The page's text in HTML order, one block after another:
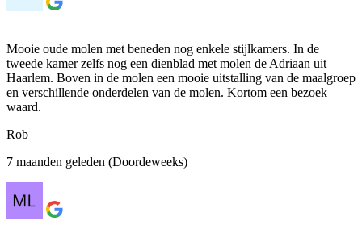
Mooie oude molen met beneden nog enkele stijlkamers. In de
tweede kamer zelfs nog een dienblad met molen de Adriaan uit
Haarlem. Boven in de molen een mooie uitstalling van de maalgroep
en verschillende onderdelen van de molen. Kortom een bezoek
waard.
Rob
7 maanden geleden (Doordeweeks)